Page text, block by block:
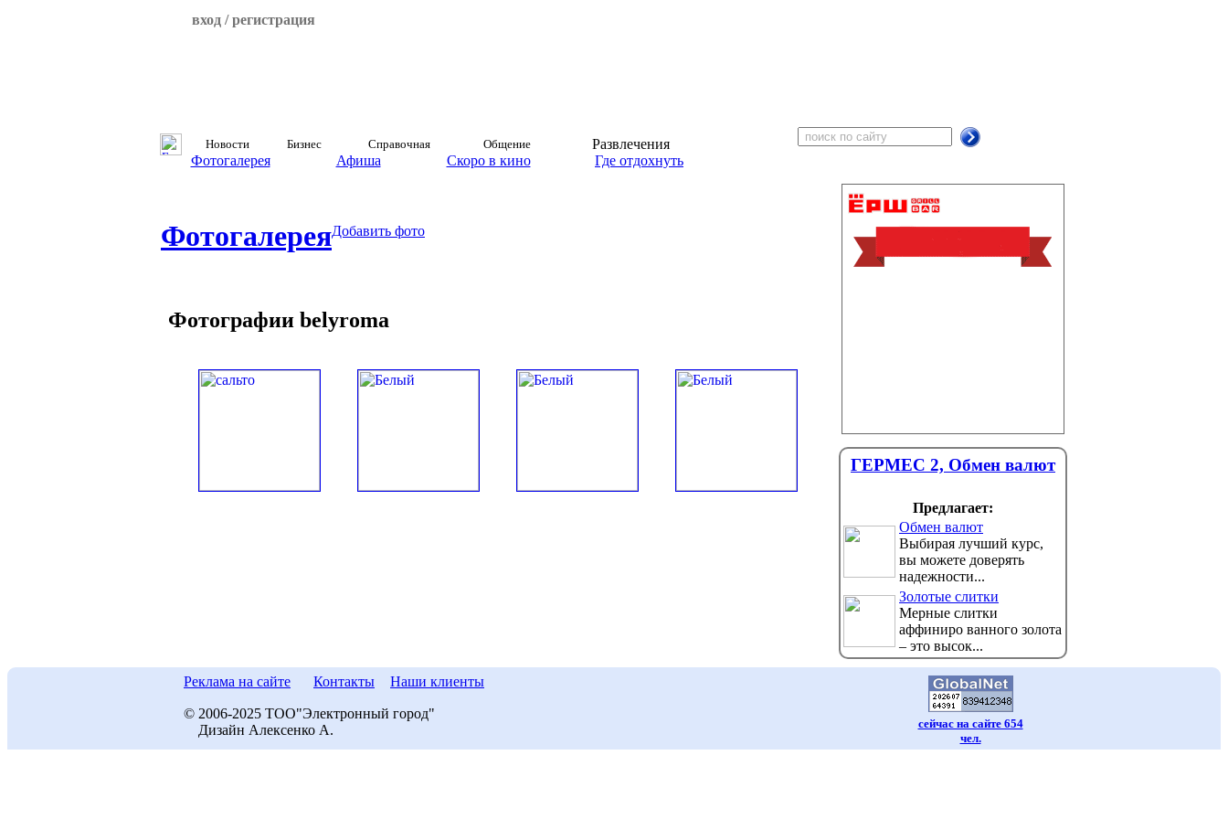
вход / регистрация
Новости Бизнес Справочная Общение
Развлечения
Фотогалерея
Афиша Скоро в кино Где отдохнуть
ФотогалереяДобавить фото
Фотографии belyroma
ГЕРМЕС 2, Обмен валют
Предлагает:
Обмен валют
Выбирая лучший курс,
вы можете доверять
надежности...
Золотые слитки
Мерные слитки
аффиниро ванного золота
– это высок...
Реклама на сайте Контакты Наши клиенты
сейчас на сайте 654
чел.
© 2006-2025 ТОО"Электронный город"
Дизайн Алексенко А.